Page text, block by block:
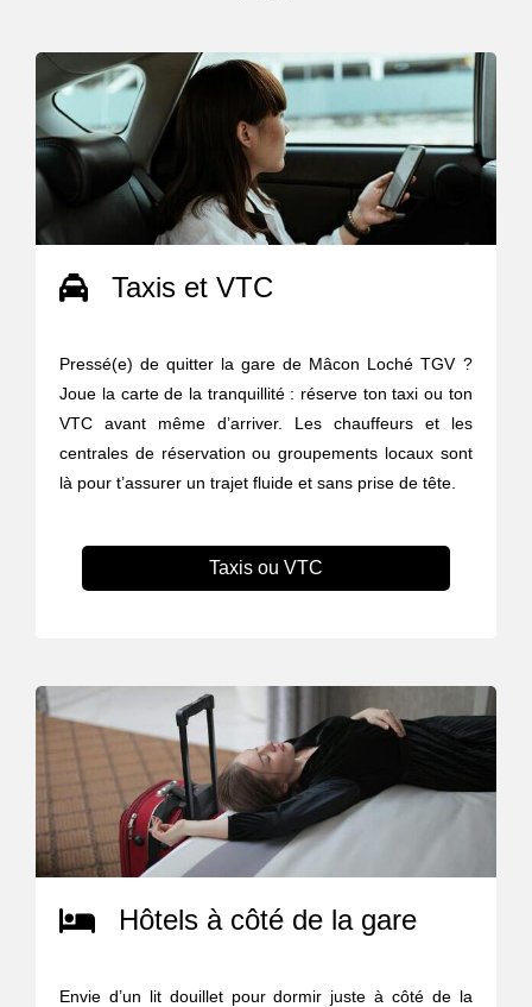
Taxis et VTC
Pressé(e) de quitter la gare de Mâcon Loché TGV ?
Joue la carte de la tranquillité : réserve ton taxi ou ton
VTC avant même d’arriver. Les chauffeurs et les
centrales de réservation ou groupements locaux sont
là pour t’assurer un trajet fluide et sans prise de tête.
Taxis ou VTC
Hôtels à côté de la gare
Envie d’un lit douillet pour dormir juste à côté de la